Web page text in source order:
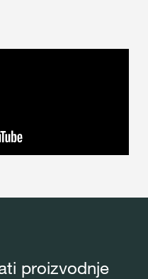
proizvodnje